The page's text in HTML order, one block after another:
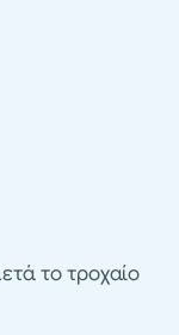
το τροχαίο